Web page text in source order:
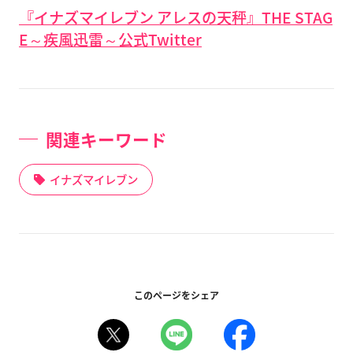
『イナズマイレブン アレスの天秤』THE STAG
E～疾風迅雷～公式Twitter
関連キーワード
イナズマイレブン
このページをシェア